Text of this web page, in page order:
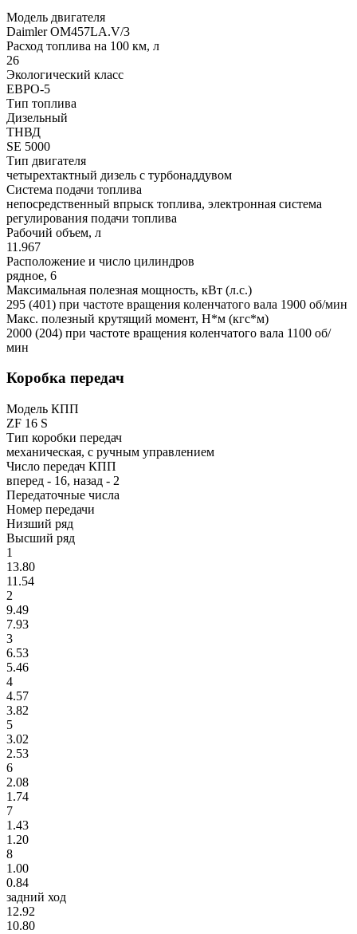
Модель двигателя
Daimler OM457LA.V/3
Расход топлива на 100 км, л
26
Экологический класс
ЕВРО-5
Тип топлива
Дизельный
ТНВД
SE 5000
Тип двигателя
четырехтактный дизель с турбонаддувом
Система подачи топлива
непосредственный впрыск топлива, электронная система
регулирования подачи топлива
Рабочий объем, л
11.967
Расположение и число цилиндров
рядное, 6
Максимальная полезная мощность, кВт (л.с.)
295 (401) при частоте вращения коленчатого вала 1900 об/мин
Макс. полезный крутящий момент, Н*м (кгс*м)
2000 (204) при частоте вращения коленчатого вала 1100 об/
мин
Коробка передач
Модель КПП
ZF 16 S
Тип коробки передач
механическая, с ручным управлением
Число передач КПП
вперед - 16, назад - 2
Передаточные числа
Номер передачи
Низший ряд
Высший ряд
1
13.80
11.54
2
9.49
7.93
3
6.53
5.46
4
4.57
3.82
5
3.02
2.53
6
2.08
1.74
7
1.43
1.20
8
1.00
0.84
задний ход
12.92
10.80